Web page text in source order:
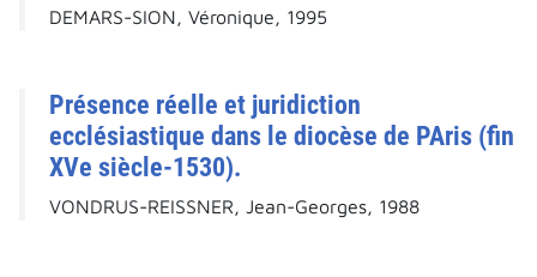
DEMARS-SION, Véronique, 1995
Présence réelle et juridiction
ecclésiastique dans le diocèse de PAris (fin
XVe siècle-1530).
VONDRUS-REISSNER, Jean-Georges, 1988